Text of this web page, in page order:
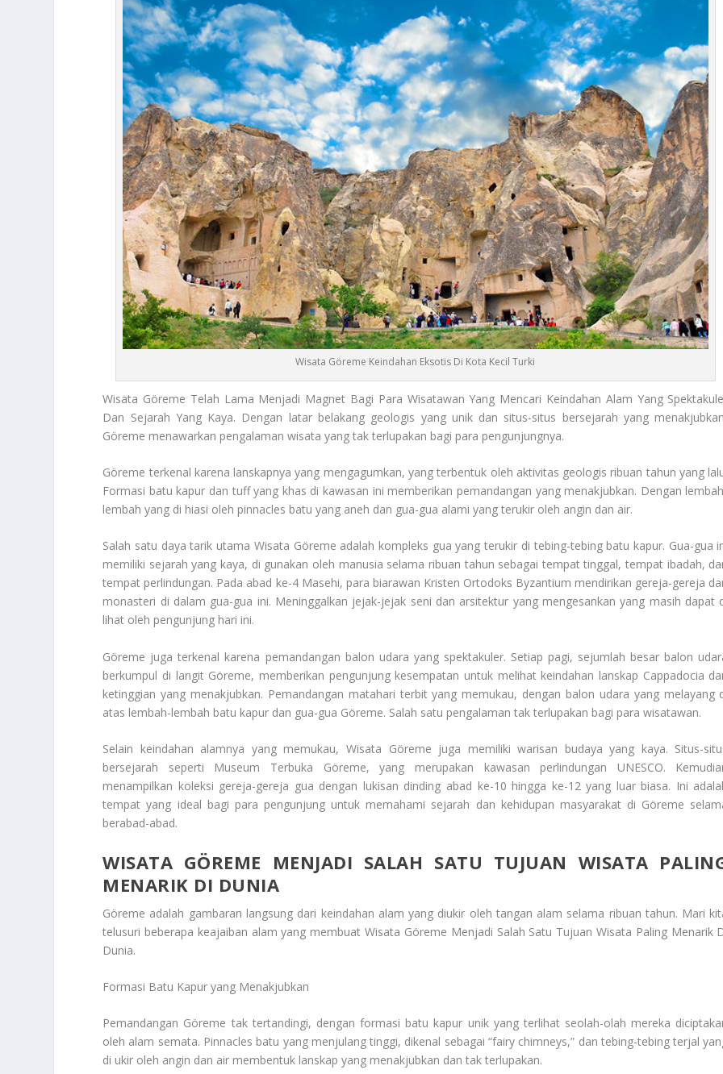
Wisata Göreme Keindahan Eksotis Di Kota Kecil Turki
Wisata Göreme Telah Lama Menjadi Magnet Bagi Para Wisatawan Yang Mencari Keindahan Alam Yang
Dan Sejarah Yang Kaya. Dengan latar belakang geologis yang unik dan situs-situs bersejarah yang
Göreme menawarkan pengalaman wisata yang tak terlupakan bagi para pengunjungnya.
Göreme terkenal karena lanskapnya yang mengagumkan, yang terbentuk oleh aktivitas geologis ribuan tahun yang
Formasi batu kapur dan tuff yang khas di kawasan ini memberikan pemandangan yang menakjubkan. Dengan
lembah yang di hiasi oleh pinnacles batu yang aneh dan gua-gua alami yang terukir oleh angin dan air.
Salah satu daya tarik utama Wisata Göreme adalah kompleks gua yang terukir di tebing-tebing batu kapur. Gua-gua
memiliki sejarah yang kaya, di gunakan oleh manusia selama ribuan tahun sebagai tempat tinggal, tempat ibadah,
tempat perlindungan. Pada abad ke-4 Masehi, para biarawan Kristen Ortodoks Byzantium mendirikan gereja-gereja
monasteri di dalam gua-gua ini. Meninggalkan jejak-jejak seni dan arsitektur yang mengesankan yang masih dapat
lihat oleh pengunjung hari ini.
Göreme juga terkenal karena pemandangan balon udara yang spektakuler. Setiap pagi, sejumlah besar balon
berkumpul di langit Göreme, memberikan pengunjung kesempatan untuk melihat keindahan lanskap Cappadocia
ketinggian yang menakjubkan. Pemandangan matahari terbit yang memukau, dengan balon udara yang melayang
atas lembah-lembah batu kapur dan gua-gua Göreme. Salah satu pengalaman tak terlupakan bagi para wisatawan.
Selain keindahan alamnya yang memukau, Wisata Göreme juga memiliki warisan budaya yang kaya. Situs-
bersejarah seperti Museum Terbuka Göreme, yang merupakan kawasan perlindungan UNESCO.
menampilkan koleksi gereja-gereja gua dengan lukisan dinding abad ke-10 hingga ke-12 yang luar biasa. Ini
tempat yang ideal bagi para pengunjung untuk memahami sejarah dan kehidupan masyarakat di Göreme
berabad-abad.
WISATA GÖREME MENJADI SALAH SATU TUJUAN WISATA
MENARIK DI DUNIA
Göreme adalah gambaran langsung dari keindahan alam yang diukir oleh tangan alam selama ribuan tahun. Mari
telusuri beberapa keajaiban alam yang membuatWisata Göreme Menjadi Salah Satu Tujuan Wisata Paling Menarik
Dunia.
Formasi Batu Kapur yang Menakjubkan
Pemandangan Göreme tak tertandingi, dengan formasi batu kapur unik yang terlihat seolah-olah mereka
oleh alam semata. Pinnacles batu yang menjulang tinggi, dikenal sebagai “fairy chimneys,” dan tebing-tebing terjal
di ukir oleh angin dan air membentuk lanskap yang menakjubkan dan tak terlupakan.